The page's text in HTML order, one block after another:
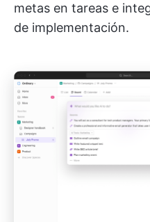
metas en tareas e
de implementación.